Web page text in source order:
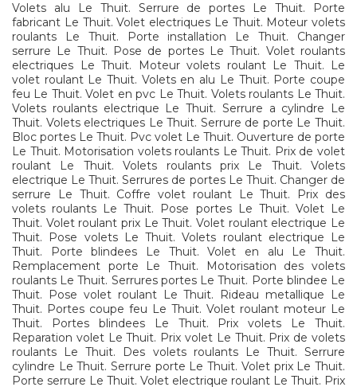
Volets alu Le Thuit. Serrure de portes Le Thuit. Porte
fabricant Le Thuit. Volet electriques Le Thuit. Moteur volets
roulants Le Thuit. Porte installation Le Thuit. Changer
serrure Le Thuit. Pose de portes Le Thuit. Volet roulants
electriques Le Thuit. Moteur volets roulant Le Thuit. Le
volet roulant Le Thuit. Volets en alu Le Thuit. Porte coupe
feu Le Thuit. Volet en pvc Le Thuit. Volets roulants Le Thuit.
Volets roulants electrique Le Thuit. Serrure a cylindre Le
Thuit. Volets electriques Le Thuit. Serrure de porte Le Thuit.
Bloc portes Le Thuit. Pvc volet Le Thuit. Ouverture de porte
Le Thuit. Motorisation volets roulants Le Thuit. Prix de volet
roulant Le Thuit. Volets roulants prix Le Thuit. Volets
electrique Le Thuit. Serrures de portes Le Thuit. Changer de
serrure Le Thuit. Coffre volet roulant Le Thuit. Prix des
volets roulants Le Thuit. Pose portes Le Thuit. Volet Le
Thuit. Volet roulant prix Le Thuit. Volet roulant electrique Le
Thuit. Pose volets Le Thuit. Volets roulant electrique Le
Thuit. Porte blindees Le Thuit. Volet en alu Le Thuit.
Remplacement porte Le Thuit. Motorisation des volets
roulants Le Thuit. Serrures portes Le Thuit. Porte blindee Le
Thuit. Pose volet roulant Le Thuit. Rideau metallique Le
Thuit. Portes coupe feu Le Thuit. Volet roulant moteur Le
Thuit. Portes blindees Le Thuit. Prix volets Le Thuit.
Reparation volet Le Thuit. Prix volet Le Thuit. Prix de volets
roulants Le Thuit. Des volets roulants Le Thuit. Serrure
cylindre Le Thuit. Serrure porte Le Thuit. Volet prix Le Thuit.
Porte serrure Le Thuit. Volet electrique roulant Le Thuit. Prix